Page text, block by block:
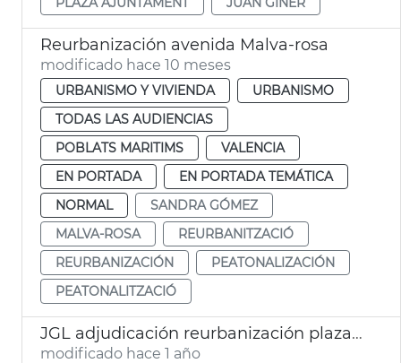
Reurbanización avenida Malva-rosa
modificado hace 10 meses
URBANISMO Y VIVIENDA
URBANISMO
TODAS LAS AUDIENCIAS
POBLATS MARITIMS
VALENCIA
EN PORTADA
EN PORTADA TEMÁTICA
NORMAL
SANDRA GÓMEZ
MALVA-ROSA
REURBANITZACIÓ
REURBANIZACIÓN
PEATONALIZACIÓN
PEATONALITZACIÓ
JGL adjudicación reurbanización plaza Ajuntament
modificado hace 1 año